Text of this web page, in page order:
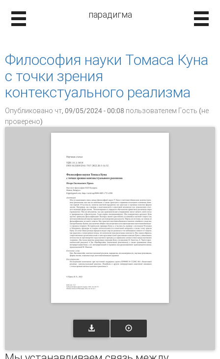
парадигма
Философия науки Томаса Куна
с точки зрения
контекстуального реализма
Опубликовано чт, 09/05/2024 - 00:08 пользователем Гость (не
проверено)